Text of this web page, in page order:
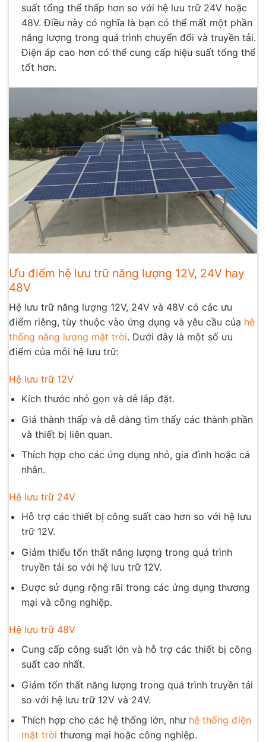
suất tổng thể thấp hơn so với hệ lưu trữ 24V hoặc
48V. Điều này có nghĩa là bạn có thể mất một phần
năng lượng trong quá trình chuyển đổi và truyền tải.
Điện áp cao hơn có thể cung cấp hiệu suất tổng thể
tốt hơn.
Ưu điểm hệ lưu trữ năng lượng 12V, 24V hay
48V
Hệ lưu trữ năng lượng 12V, 24V và 48V có các ưu
điểm riêng, tùy thuộc vào ứng dụng và yêu cầu của hệ
thống năng lượng mặt trời. Dưới đây là một số ưu
điểm của mỗi hệ lưu trữ:
Hệ lưu trữ 12V
Kích thước nhỏ gọn và dễ lắp đặt.
Giá thành thấp và dễ dàng tìm thấy các thành phần
và thiết bị liên quan.
Thích hợp cho các ứng dụng nhỏ, gia đình hoặc cá
nhân.
Hệ lưu trữ 24V
Hỗ trợ các thiết bị công suất cao hơn so với hệ lưu
trữ 12V.
Giảm thiểu tổn thất năng lượng trong quá trình
truyền tải so với hệ lưu trữ 12V.
Được sử dụng rộng rãi trong các ứng dụng thương
mại và công nghiệp.
Hệ lưu trữ 48V
Cung cấp công suất lớn và hỗ trợ các thiết bị công
suất cao nhất.
Giảm tổn thất năng lượng trong quá trình truyền tải
so với hệ lưu trữ 12V và 24V.
Thích hợp cho các hệ thống lớn, như hệ thống điện
mặt trời thương mại hoặc công nghiệp.